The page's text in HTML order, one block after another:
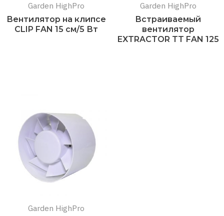
Garden HighPro
Вентилятор на клипсе
CLIP FAN 15 см/5 Вт
Garden HighPro
Встраиваемый
вентилятор
EXTRACTOR TT FAN 125
Garden HighPro